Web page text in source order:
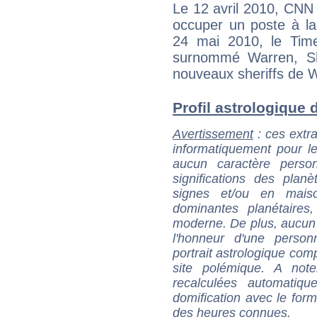
Le 12 avril 2010,
occuper un poste à
24 mai 2010, le
surnommé Warren,
nouveaux sheriffs de
Profil astrologique
Avertissement: ces
informatiquement pour
aucun caractère
significations des
signes et/ou en
dominantes
moderne. De plus,
l'honneur d'une
portrait astrologique
site polémique. A
recalculées
domification avec le
des heures connues.